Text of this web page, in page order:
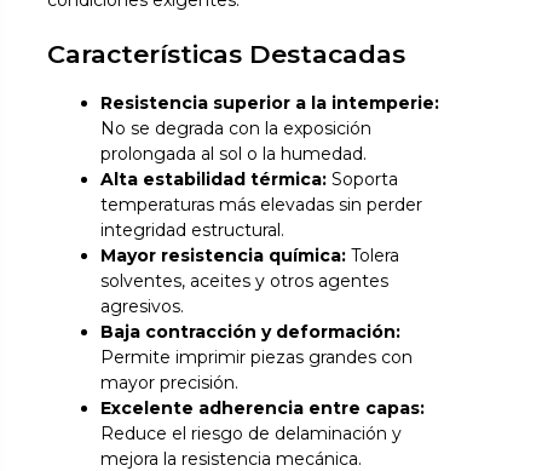
Características Destacadas
Resistencia superior a la intemperie:
No se degrada con la exposición
prolongada al sol o la humedad.
Alta estabilidad térmica: Soporta
temperaturas más elevadas sin perder
integridad estructural.
Mayor resistencia química: Tolera
solventes, aceites y otros agentes
agresivos.
Baja contracción y deformación:
Permite imprimir piezas grandes con
mayor precisión.
Excelente adherencia entre capas:
Reduce el riesgo de delaminación y
mejora la resistencia mecánica.